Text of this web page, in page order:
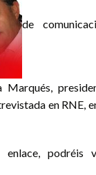
de
Marqués,
en RNE,
enlace, podréis